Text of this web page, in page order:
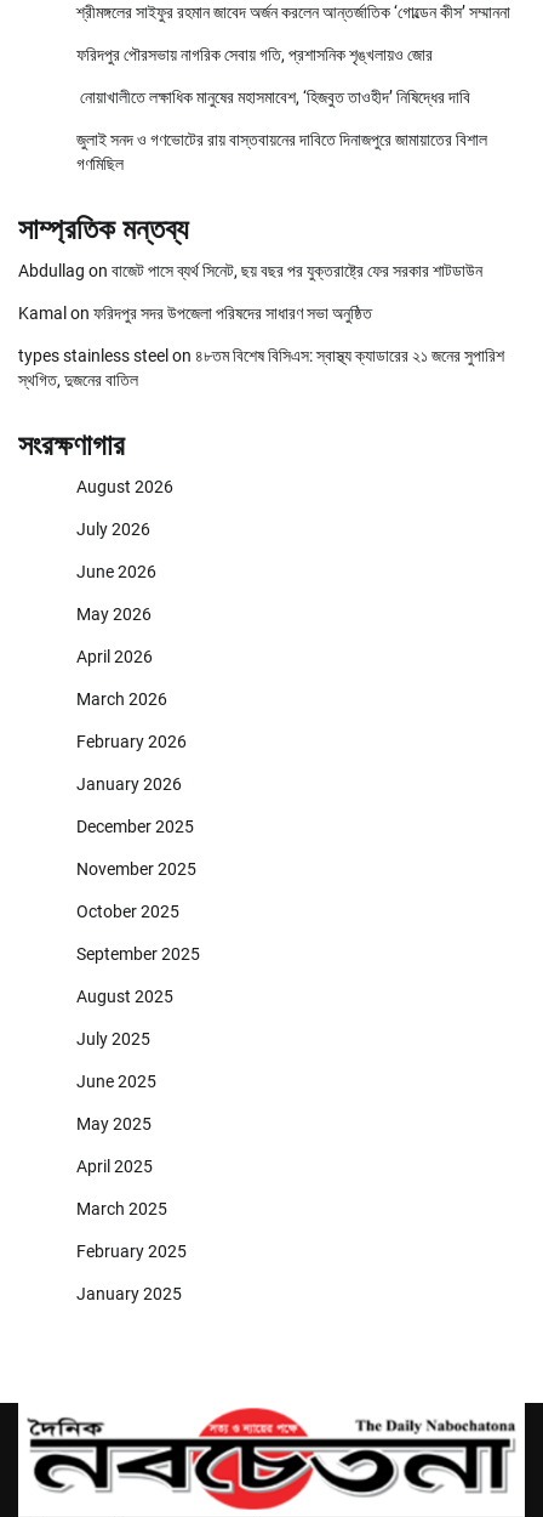
শ্রীমঙ্গলের সাইফুর রহমান জাবেদ অর্জন করলেন আন্তর্জাতিক ‘গোল্ডেন কীস’ সম্মাননা
ফরিদপুর পৌরসভায় নাগরিক সেবায় গতি, প্রশাসনিক শৃঙ্খলায়ও জোর
নোয়াখালীতে লক্ষাধিক মানুষের মহাসমাবেশ, ‘হিজবুত তাওহীদ’ নিষিদ্ধের দাবি
জুলাই সনদ ও গণভোটের রায় বাস্তবায়নের দাবিতে দিনাজপুরে জামায়াতের বিশাল
গণমিছিল
সাম্প্রতিক মন্তব্য
Abdullag on বাজেট পাসে ব্যর্থ সিনেট, ছয় বছর পর যুক্তরাষ্ট্রে ফের সরকার শাটডাউন
Kamal on ফরিদপুর সদর উপজেলা পরিষদের সাধারণ সভা অনুষ্ঠিত
types stainless steel on ৪৮তম বিশেষ বিসিএস: স্বাস্থ্য ক্যাডারের ২১ জনের সুপারিশ
স্থগিত, দুজনের বাতিল
সংরক্ষণাগার
August 2026
July 2026
June 2026
May 2026
April 2026
March 2026
February 2026
January 2026
December 2025
November 2025
October 2025
September 2025
August 2025
July 2025
June 2025
May 2025
April 2025
March 2025
February 2025
January 2025